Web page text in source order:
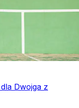
Dwojga z